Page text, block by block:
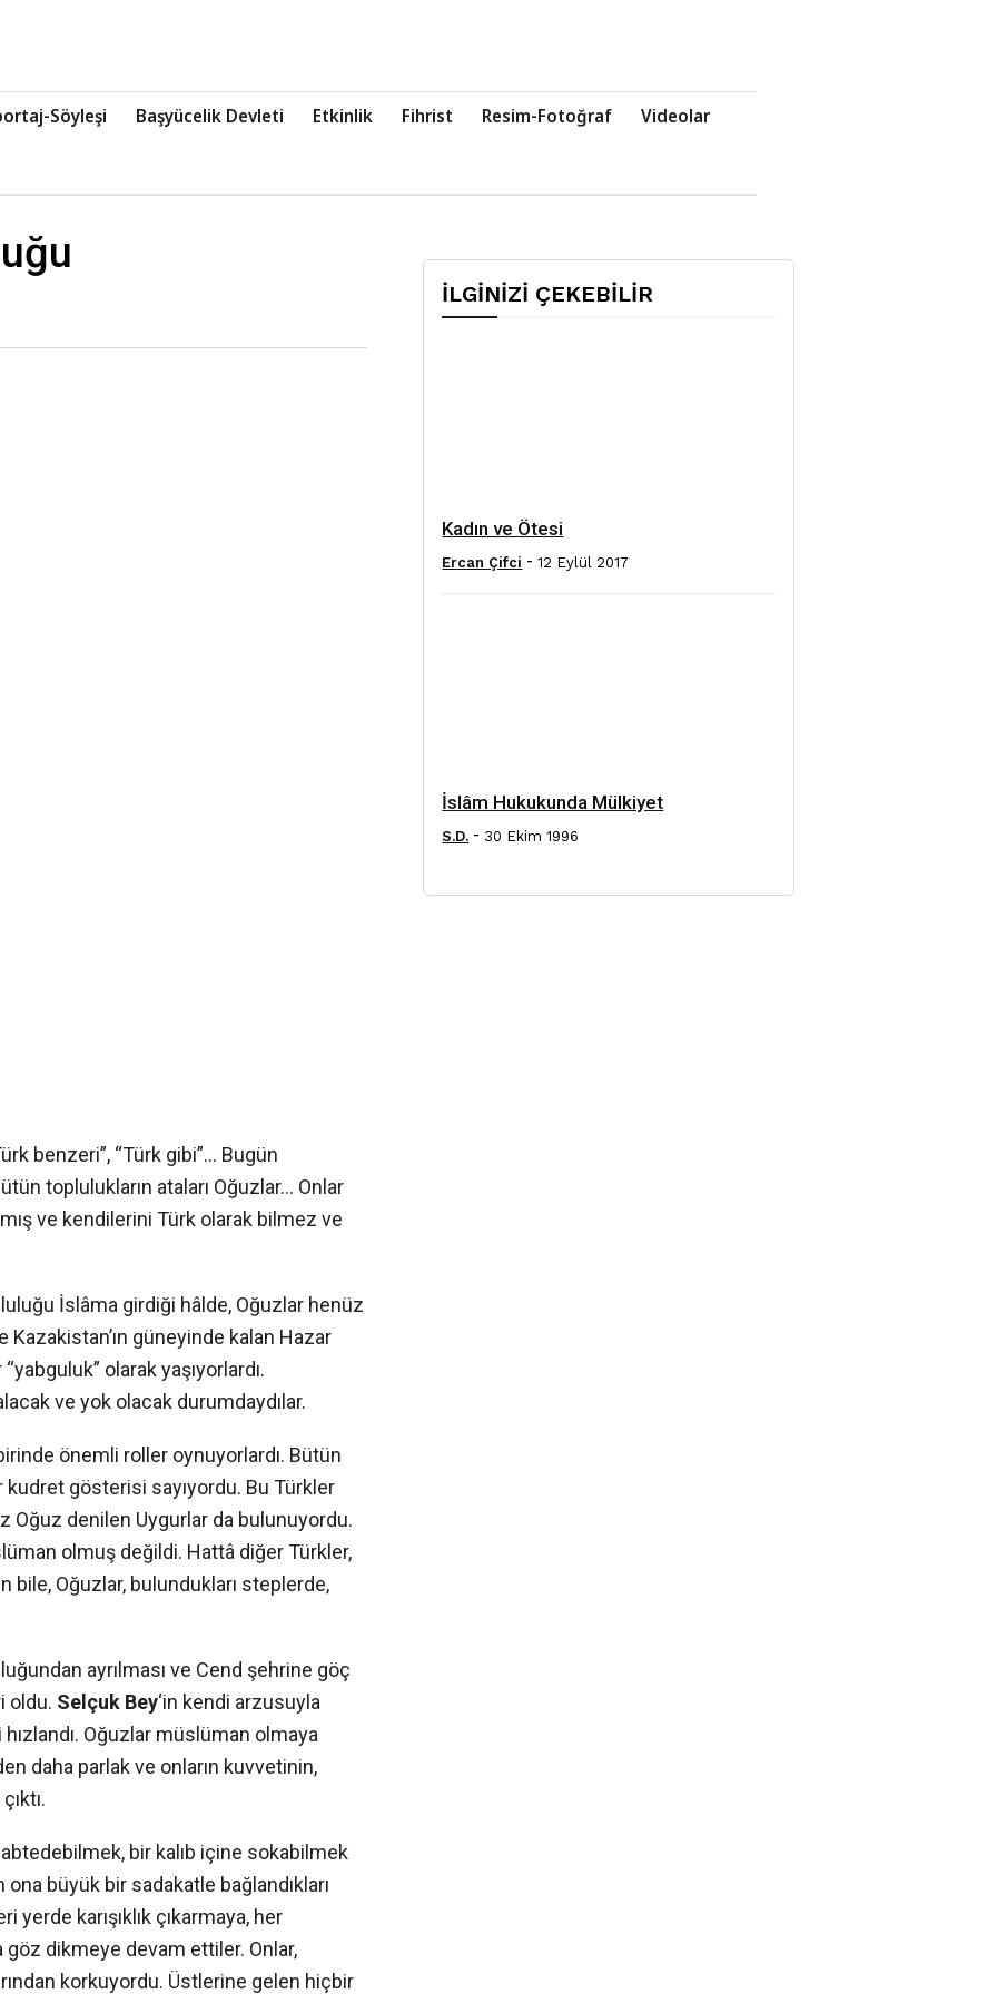
Söyleşi Başyücelik Devleti Etkinlik Fihrist Resim-Fotoğraf Videolar
benzeri”, “Türk gibi”… Bugün
toplulukların ataları Oğuzlar… Onlar
ve kendilerini Türk olarak bilmez ve
İslâma girdiği hâlde, Oğuzlar henüz
güneyinde kalan Hazar
olarak yaşıyorlardı.
ve yok olacak durumdaydılar.
önemli roller oynuyorlardı. Bütün
gösterisi sayıyordu. Bu Türkler
Oğuz denilen Uygurlar da bulunuyordu.
olmuş değildi. Hattâ diğer Türkler,
bile, Oğuzlar, bulundukları steplerde,
ayrılması ve Cend şehrine göç
oldu. Selçuk Bey‘in kendi arzusuyla
Oğuzlar müslüman olmaya
daha parlak ve onların kuvvetinin,
bir kalıb içine sokabilmek
büyük bir sadakatle bağlandıkları
karışıklık çıkarmaya, her
göz dikmeye devam ettiler. Onlar,
korkuyordu. Üstlerine gelen hiçbir
İLGİNİZİ ÇEKEBİLİR
Kadın ve Ötesi
Ercan Çifci - 12 Eylül 2017
İslâm Hukukunda Mülkiyet
S.D. - 30 Ekim 1996